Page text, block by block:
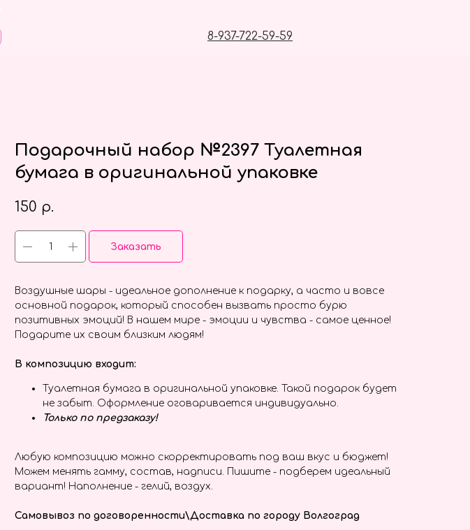
8-937-722-59-59
Подарочный набор №2397 Туалетная
бумага в оригинальной упаковке
150 р.
Заказать
Воздушные шары - идеальное дополнение к подарку, а часто и вовсе
основной подарок, который способен вызвать просто бурю
позитивных эмоций! В нашем мире - эмоции и чувства - самое ценное!
Подарите их своим близким людям!
В композицию входит:
Туалетная бумага в оригинальной упаковке. Такой подарок будет
не забыт. Оформление оговаривается индивидуально.
Только по предзаказу!
Любую композицию можно скорректировать под ваш вкус и бюджет!
Можем менять гамму, состав, надписи. Пишите - подберем идеальный
вариант! Наполнение - гелий, воздух.
Самовывоз по договоренности\Доставка по городу Волгоград